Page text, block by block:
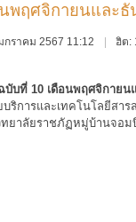
พฤศจิกายนและธั
กราคม 2567 11:12 ฮิต:
บที่ 10 เดือนพฤศจิกายน
ริการและเทคโนโลยีสาร
ยาลัยราชภัฏหมู่บ้านจอม